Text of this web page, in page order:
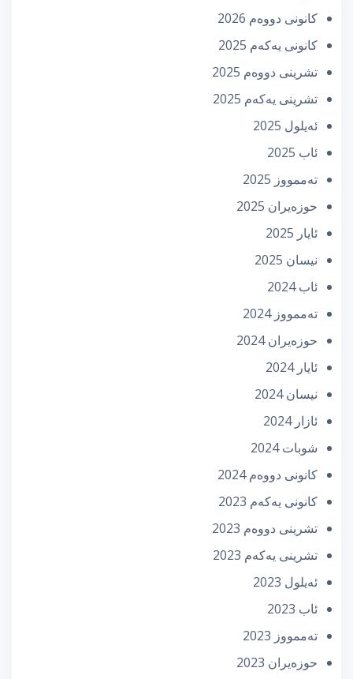
كانونی دووه‌م 2026
كانونی یه‌كه‌م 2025
تشرینی دووه‌م 2025
تشرینی یه‌كه‌م 2025
ئه‌یلول 2025
ئاب 2025
تەممووز 2025
حوزه‌یران 2025
ئایار 2025
نیسان 2025
ئاب 2024
تەممووز 2024
حوزه‌یران 2024
ئایار 2024
نیسان 2024
ئازار 2024
شوبات 2024
كانونی دووه‌م 2024
كانونی یه‌كه‌م 2023
تشرینی دووه‌م 2023
تشرینی یه‌كه‌م 2023
ئه‌یلول 2023
ئاب 2023
تەممووز 2023
حوزه‌یران 2023